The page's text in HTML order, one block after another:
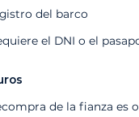
del barco
el DNI o el
de la fianza es